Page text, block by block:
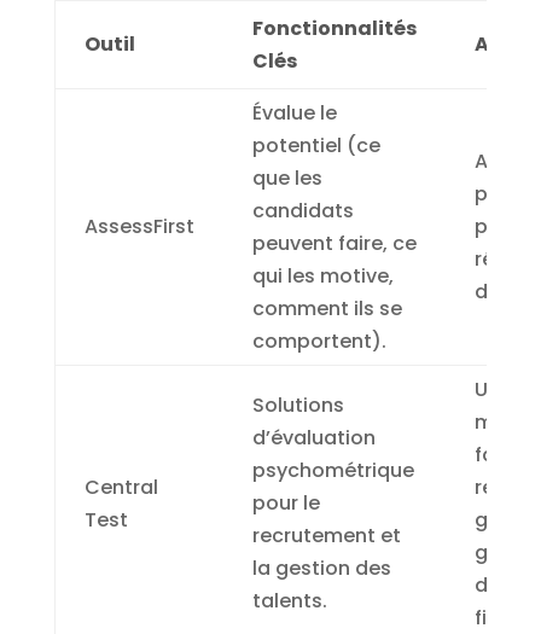
Outil
Fonctionnalités
Clés
AssessFirst
Évalue le
potentiel (ce
que les
candidats
peuvent faire, ce
qui les motive,
comment ils se
comportent).
Aide
réduit
de
Central
Test
Solutions
d’évaluation
psychométrique
pour le
recrutement et
la gestion des
talents.
Utilisé
grâce